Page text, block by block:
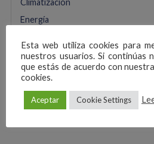
Climatización
Energía
Industria
Química / Farmacéutica
Sin categorizar
Esta web utiliza cookies para
nuestros usuarios. Si continúas
que estás de acuerdo con
cookies.
Aceptar Cookie Settings